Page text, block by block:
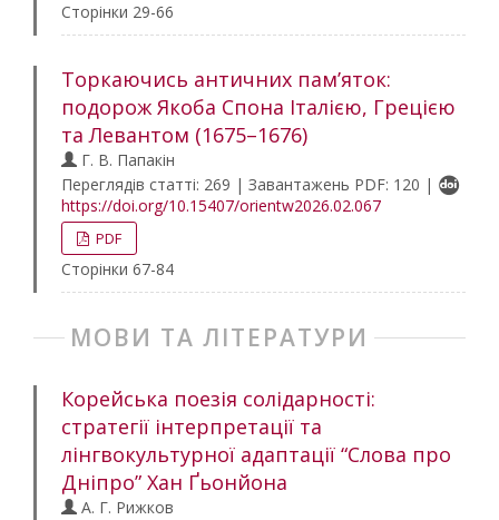
Сторінки 29-66
Торкаючись античних пам’яток:
подорож Якоба Спона Італією, Грецією
та Левантом (1675–1676)
Г. В. Папакін
Переглядів статті: 269 | Завантажень PDF: 120 |
https://doi.org/10.15407/orientw2026.02.067
PDF
Сторінки 67-84
МОВИ ТА ЛІТЕРАТУРИ
Корейська поезія солідарності:
стратегії інтерпретації та
лінгвокультурної адаптації “Слова про
Дніпро” Хан Ґьонйона
А. Г. Рижков